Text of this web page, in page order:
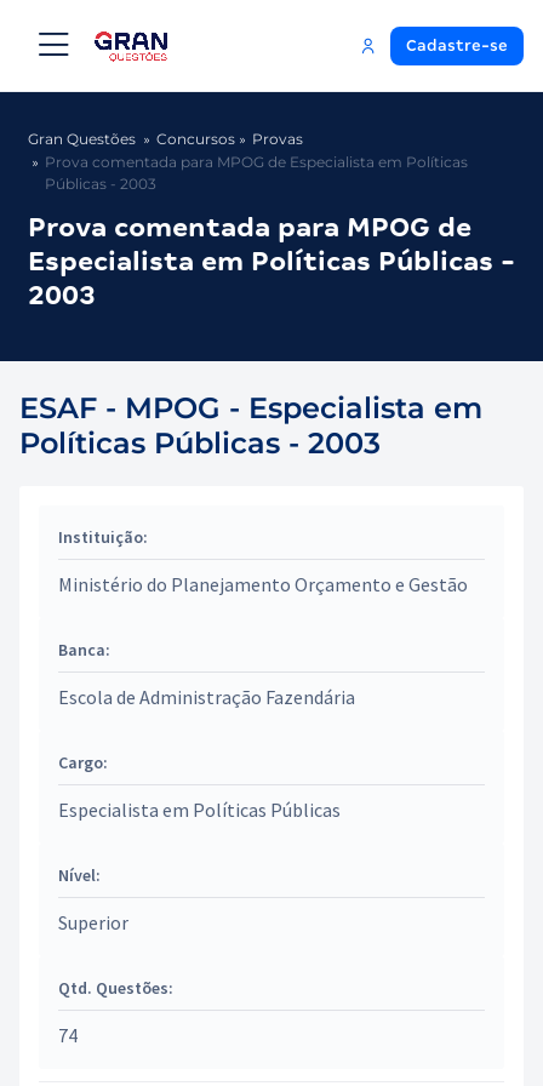
Cadastre-se
Gran Questões Concursos
Provas
Prova comentada para MPOG de Especialista em Políticas
Públicas - 2003
Prova comentada para MPOG de
Especialista em Políticas Públicas -
2003
ESAF - MPOG - Especialista em
Políticas Públicas - 2003
Instituição:
Ministério do Planejamento Orçamento e Gestão
Banca:
Escola de Administração Fazendária
Cargo:
Especialista em Políticas Públicas
Nível:
Superior
Qtd. Questões:
74